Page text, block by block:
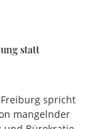
statt
spricht
mangelnder